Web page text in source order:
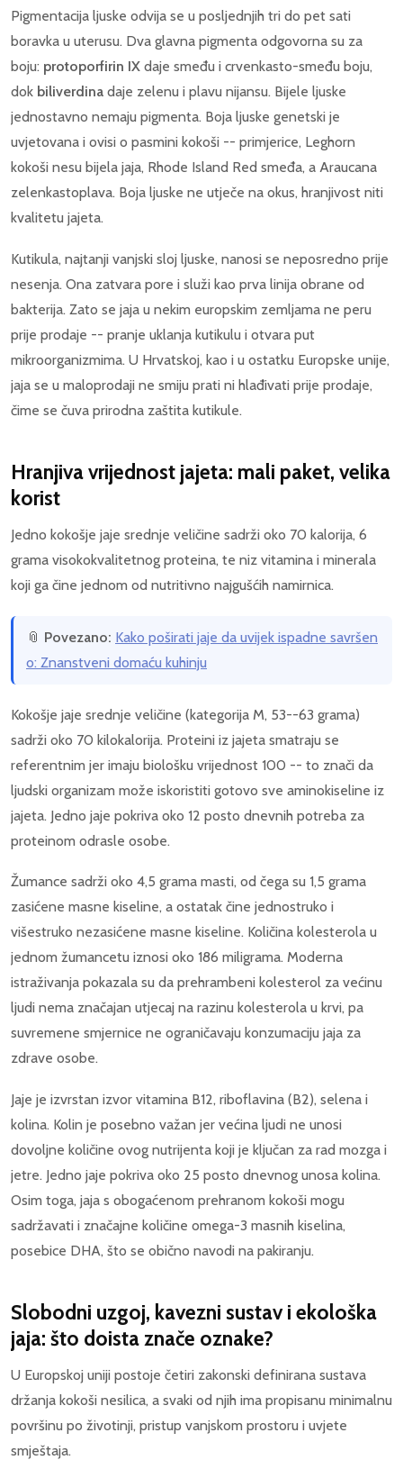
Pigmentacija ljuske odvija se u posljednjih tri do pet sati
boravka u uterusu. Dva glavna pigmenta odgovorna su za
boju: protoporfirin IX daje smeđu i crvenkasto-smeđu boju,
dok biliverdina daje zelenu i plavu nijansu. Bijele ljuske
jednostavno nemaju pigmenta. Boja ljuske genetski je
uvjetovana i ovisi o pasmini kokoši -- primjerice, Leghorn
kokoši nesu bijela jaja, Rhode Island Red smeđa, a Araucana
zelenkastoplava. Boja ljuske ne utječe na okus, hranjivost niti
kvalitetu jajeta.
Kutikula, najtanji vanjski sloj ljuske, nanosi se neposredno prije
nesenja. Ona zatvara pore i služi kao prva linija obrane od
bakterija. Zato se jaja u nekim europskim zemljama ne peru
prije prodaje -- pranje uklanja kutikulu i otvara put
mikroorganizmima. U Hrvatskoj, kao i u ostatku Europske unije,
jaja se u maloprodaji ne smiju prati ni hlađivati prije prodaje,
čime se čuva prirodna zaštita kutikule.
Hranjiva vrijednost jajeta: mali paket, velika
korist
Jedno kokošje jaje srednje veličine sadrži oko 70 kalorija, 6
grama visokokvalitetnog proteina, te niz vitamina i minerala
koji ga čine jednom od nutritivno najgušćih namirnica.
📎 Povezano: Kako poširati jaje da uvijek ispadne savršen
o: Znanstveni domaću kuhinju
Kokošje jaje srednje veličine (kategorija M, 53--63 grama)
sadrži oko 70 kilokalorija. Proteini iz jajeta smatraju se
referentnim jer imaju biološku vrijednost 100 -- to znači da
ljudski organizam može iskoristiti gotovo sve aminokiseline iz
jajeta. Jedno jaje pokriva oko 12 posto dnevnih potreba za
proteinom odrasle osobe.
Žumance sadrži oko 4,5 grama masti, od čega su 1,5 grama
zasićene masne kiseline, a ostatak čine jednostruko i
višestruko nezasićene masne kiseline. Količina kolesterola u
jednom žumancetu iznosi oko 186 miligrama. Moderna
istraživanja pokazala su da prehrambeni kolesterol za većinu
ljudi nema značajan utjecaj na razinu kolesterola u krvi, pa
suvremene smjernice ne ograničavaju konzumaciju jaja za
zdrave osobe.
Jaje je izvrstan izvor vitamina B12, riboflavina (B2), selena i
kolina. Kolin je posebno važan jer većina ljudi ne unosi
dovoljne količine ovog nutrijenta koji je ključan za rad mozga i
jetre. Jedno jaje pokriva oko 25 posto dnevnog unosa kolina.
Osim toga, jaja s obogaćenom prehranom kokoši mogu
sadržavati i značajne količine omega-3 masnih kiselina,
posebice DHA, što se obično navodi na pakiranju.
Slobodni uzgoj, kavezni sustav i ekološka
jaja: što doista znače oznake?
U Europskoj uniji postoje četiri zakonski definirana sustava
držanja kokoši nesilica, a svaki od njih ima propisanu minimalnu
površinu po životinji, pristup vanjskom prostoru i uvjete
smještaja.